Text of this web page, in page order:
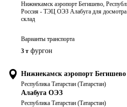
Нижнекамск аэропорт Бегишево,
Россия - ТЭЦ ОЭЗ Алабуга для
склад
Варианты транспорта
3 т фургон
Нижнекамск аэропорт Бегишево
Республика Татарстан (Татарстан)
Алабуга ОЭЗ
Республика Татарстан (Татарстан)